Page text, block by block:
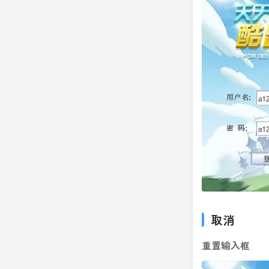
取消
重置输入框